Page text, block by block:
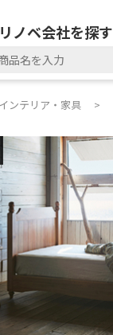
ノベ会社を探す
インテリア・家具